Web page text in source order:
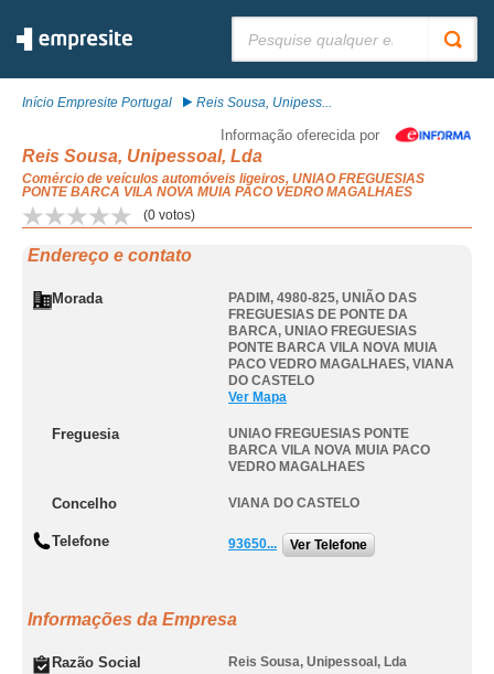
Início Empresite Portugal Reis Sousa, Unipess...
Informação oferecida por
Reis Sousa, Unipessoal, Lda
Comércio de veículos automóveis ligeiros, UNIAO FREGUESIAS
PONTE BARCA VILA NOVA MUIA PACO VEDRO MAGALHAES
(0 votos)
Endereço e contato
Morada
PADIM, 4980-825, UNIÃO DAS
FREGUESIAS DE PONTE DA
BARCA, UNIAO FREGUESIAS
PONTE BARCA VILA NOVA MUIA
PACO VEDRO MAGALHAES, VIANA
DO CASTELO
Ver Mapa
Freguesia
UNIAO FREGUESIAS PONTE
BARCA VILA NOVA MUIA PACO
VEDRO MAGALHAES
Concelho VIANA DO CASTELO
Telefone 93650... Ver Telefone
Informações da Empresa
Razão Social Reis Sousa, Unipessoal, Lda